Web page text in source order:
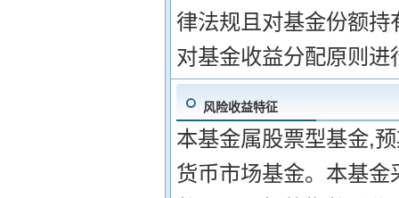
律法规且对基金份额
对基金收益分配原则
风险收益特征
本基金属股票型基金,
货币市场基金。本基